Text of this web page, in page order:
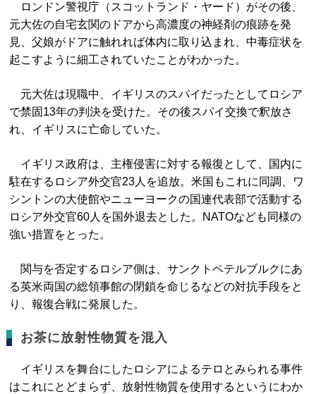
ロンドン警視庁（スコットランド・ヤード）がその後、
元大佐の自宅玄関のドアから高濃度の神経剤の痕跡を発
見、父娘がドアに触れれば体内に取り込まれ、中毒症状を
起こすように細工されていたことがわかった。
元大佐は現職中、イギリスのスパイだったとしてロシア
で禁固13年の判決を受けた。その後スパイ交換で釈放さ
れ、イギリスに亡命していた。
イギリス政府は、主権侵害に対する報復として、国内に
駐在するロシア外交官23人を追放。米国もこれに同調、ワ
シントンの大使館やニューヨークの国連代表部で活動する
ロシア外交官60人を国外退去とした。NATOなども同様の
強い措置をとった。
関与を否定するロシア側は、サンクトペテルブルクにあ
る英米両国の総領事館の閉鎖を命じるなどの対抗手段をと
り、報復合戦に発展した。
お茶に放射性物質を混入
イギリスを舞台にしたロシアによるテロとみられる事件
はこれにとどまらず、放射性物質を使用するというにわか